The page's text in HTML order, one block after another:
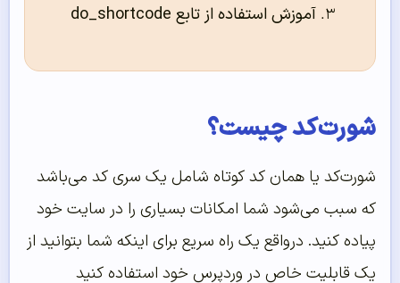
آموزش استفاده از تابع do_shortcode
شورت‌‌کد چیست؟
شورت‌کد یا همان کد کوتاه شامل یک سری کد می‌باشد
که سبب می‌شود شما امکانات بسیاری را در سایت خود
پیاده کنید. درواقع یک راه سریع برای اینکه شما بتوانید از
یک قابلیت خاص در وردپرس خود استفاده کنید